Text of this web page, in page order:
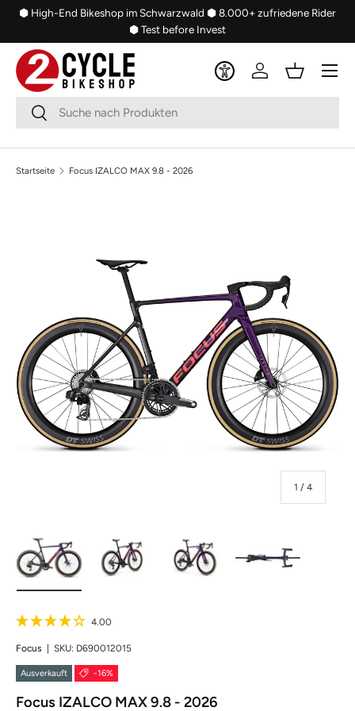
⬢ High-End Bikeshop im Schwarzwald ⬢ 8.000+ zufriedene Rider
⬢ Test before Invest
SuchenSuchen
Einloggen
Menü
Startseite Focus IZALCO MAX 9.8 - 2026
1 / von
4
Focus | SKU: D690012015
Ausverkauft -16%
Focus IZALCO MAX 9.8 - 2026